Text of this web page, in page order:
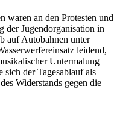
waren an den Protesten und
der Jugendorganisation in
auf Autobahnen unter
leidend,
Untermalung
der Tagesablauf als
Widerstands gegen die